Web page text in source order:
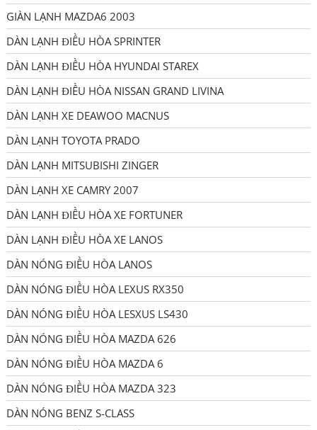
GIÀN LẠNH MAZDA6 2003
DÀN LẠNH ĐIỀU HÒA SPRINTER
DÀN LẠNH ĐIỀU HÒA HYUNDAI STAREX
DÀN LẠNH ĐIỀU HÒA NISSAN GRAND LIVINA
DÀN LẠNH XE DEAWOO MACNUS
DÀN LẠNH TOYOTA PRADO
DÀN LẠNH MITSUBISHI ZINGER
DÀN LẠNH XE CAMRY 2007
DÀN LẠNH ĐIỀU HÒA XE FORTUNER
DÀN LẠNH ĐIỀU HÒA XE LANOS
DÀN NÓNG ĐIỀU HÒA LANOS
DÀN NÓNG ĐIỀU HÒA LEXUS RX350
DÀN NÓNG ĐIỀU HÒA LESXUS LS430
DÀN NÓNG ĐIỀU HÒA MAZDA 626
DÀN NÓNG ĐIỀU HÒA MAZDA 6
DÀN NÓNG ĐIỀU HÒA MAZDA 323
DÀN NÓNG BENZ S-CLASS